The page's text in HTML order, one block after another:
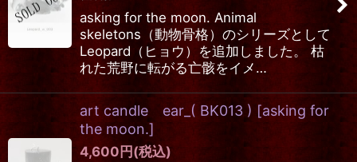
asking for the moon. Animal
skeletons（動物骨格）のシリーズとして
Leopard（ヒョウ）を追加しました。 枯
れた荒野に転がる亡骸をイメ…
art candle ear_( BK013 ) [asking for
the moon.]
4,600円(税込)